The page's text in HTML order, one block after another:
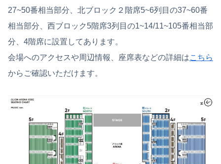
27~50番相当部分、北ブロック２階席5~6列目の37~60番
相当部分、西ブロック5階席3列目の1~14/11~105番相当部
分、4階席に設置してあります。
会場へのアクセスや周辺情報、座席表などの詳細はこちら
からご確認いただけます。